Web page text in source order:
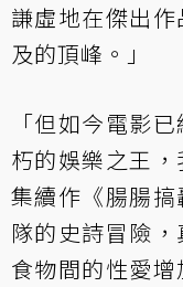
謙虛地在傑出
及的頂峰。」
「但如今電影
朽的娛樂之王
集續作《腸腸
隊的史詩冒險
食物間的性愛